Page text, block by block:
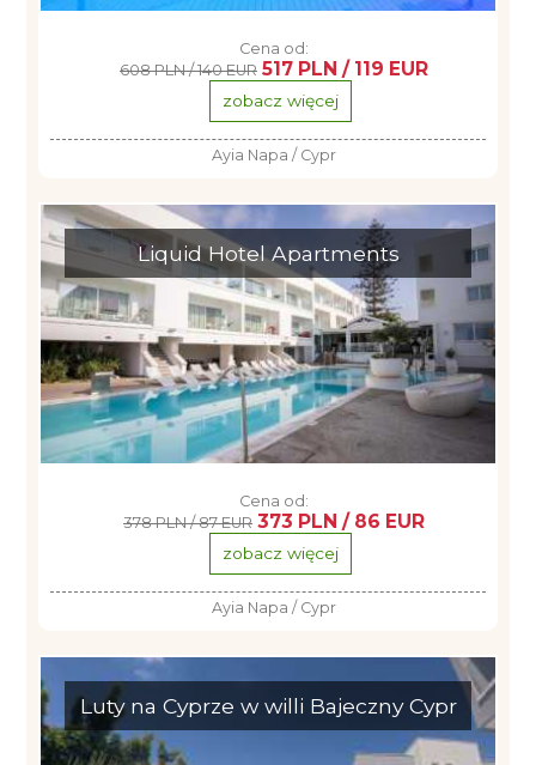
Cena od:
608 PLN / 140 EUR 517 PLN / 119 EUR
zobacz więcej
Ayia Napa / Cypr
Liquid Hotel Apartments
Cena od:
378 PLN / 87 EUR 373 PLN / 86 EUR
zobacz więcej
Ayia Napa / Cypr
Luty na Cyprze w willi Bajeczny Cypr